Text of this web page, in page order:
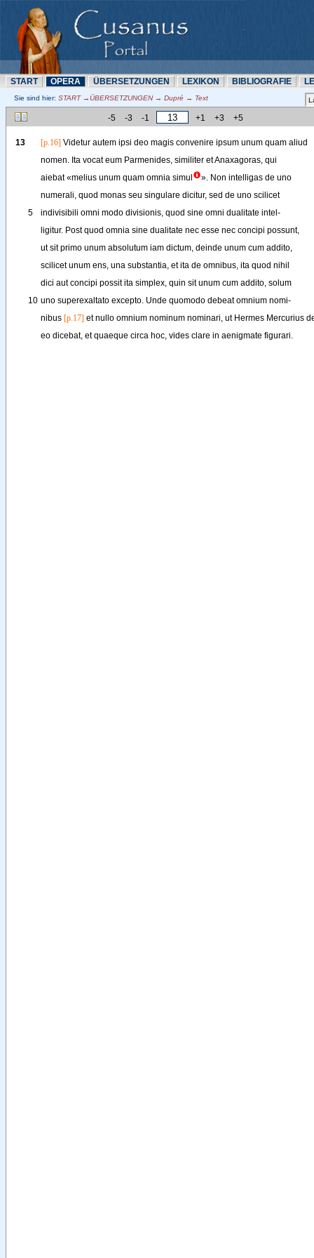
START OPERA ÜBERSETZUNN LEXIKON BIBLIOGRAFIE
Sie sind hier: START →ÜBERSETZUNN → Dupré → Text
-5 -3 -1 +1 +3 +5
13 [p.16] Videtur autem ipsi deo magis convenire ipsum unum quam aliud
nomen. Ita vocat eum Parmenides, similiter etAnaxagoras, qui
aiebat «melius unum quam omnia simul ». Non intelligas de uno
numerali, quod monas seu singulare dicitur, sed de uno scilicet
5
indivisibili omni modo divisionis, quod sine omni dualitate intel-
ligitur. Post quod omnia sine dualitate nec esse nec concipi possunt,
ut sit primo unum absolutum iam dictum, deinde unum cum addito,
scilicet unum ens, una substantia, et ita de omnibus, ita quod nihil
dici aut concipi possit ita simplex, quin sit unum cum addito, solum
10 uno superexaltato excepto. Unde quomodo debeat omnium nomi-
nibus [p.17] et nullo omnium nominum nominari, ut Hermes Mercurius
eo dicebat, et quaeque circa hoc, vides clare in aenigmate figurari.